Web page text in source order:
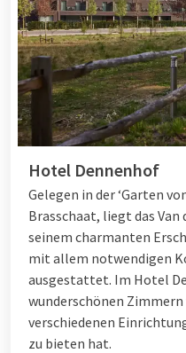
Hotel Dennenhof
Gelegen in der ‘Garten
Brasschaat, liegt das
seinem charmanten
mit allem notwendigen
ausgestattet. Im Hotel
wunderschönen Zimmern
verschiedenen
zu bieten hat.